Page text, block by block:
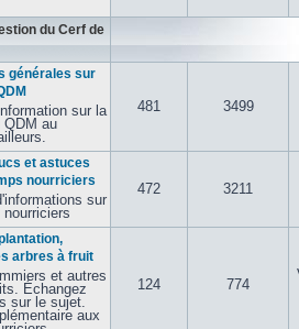
du Cerf de
générales sur
sur la
QDM au
481 3499
et astuces
nourriciers
sur
nourriciers
472 3211
arbres à fruit
et autres
Échangez
sur le sujet.
aux
124 774